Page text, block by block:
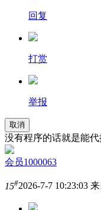
回复
打赏
举报
取消
没有程序的话就是能
会员1000063
15#2026-7-7 10:23:03